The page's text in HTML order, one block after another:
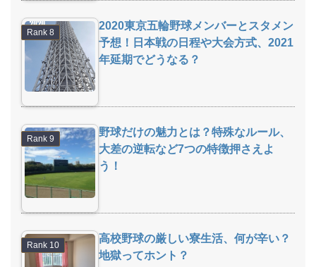
2020東京五輪野球メンバーとスタメン
予想！日本戦の日程や大会方式、2021
年延期でどうなる？
野球だけの魅力とは？特殊なルール、
大差の逆転など7つの特徴押さえよ
う！
高校野球の厳しい寮生活、何が辛い？
地獄ってホント？